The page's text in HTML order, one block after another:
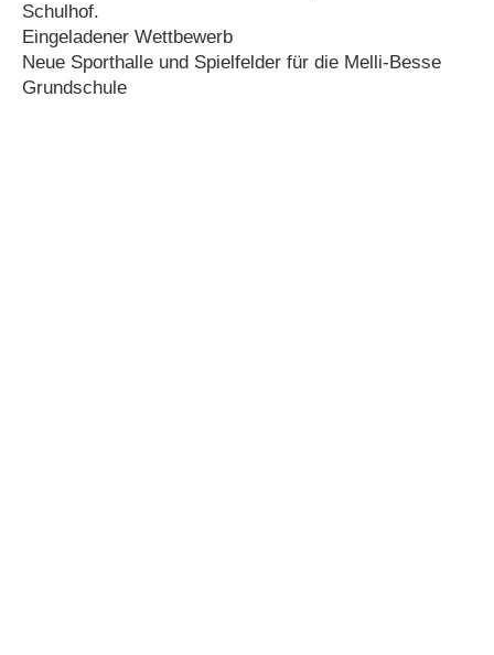
Schulhof.
Eingeladener Wettbewerb
Neue Sporthalle und Spielfelder für die Melli-Besse
Grundschule